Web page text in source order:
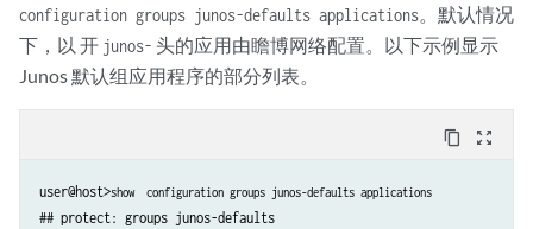
    }
    # RPC port mapper on TCP
    application junos-rpc-portmap-tcp {
    }
    # RPC port mapper on UDP
configuration groups junos-defaults applications。默认情况
下，以 开 junos- 头的应用由瞻博网络配置。以下示例显示
Junos 默认组应用程序的部分列表。
content_copy zoom_out_map
user@host>show  configuration groups junos-defaults applications
## protect: groups junos-defaults